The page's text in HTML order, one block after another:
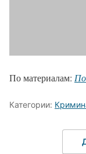
По материалам:
Категории: